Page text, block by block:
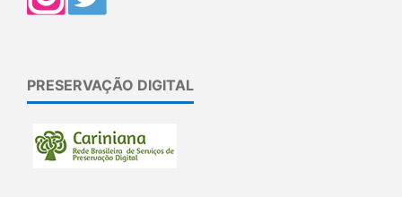
PRESERVAÇÃO DIGITAL